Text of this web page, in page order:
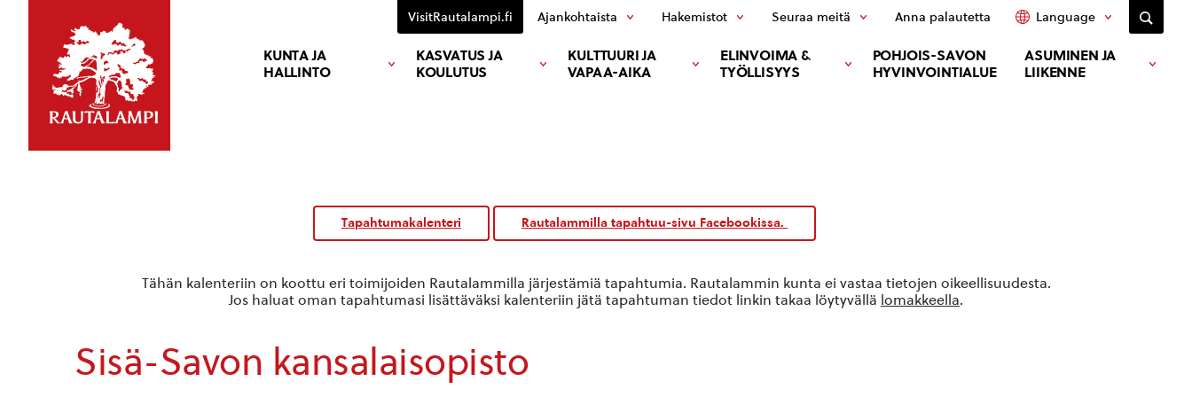
KUNTA JA
HALLINTO
KASVATUS JA
KOULUTUS
KULTTUURI JA
VAPAA-AIKA
ELINVOIMA &
TYÖLLISYYS
POHJOIS-SAVON
HYVINVOINTIALUE
ASUMINEN JA
LIIKENNE
VisitRautalampi.fi Ajankohtaista Hakemistot Seuraa meitä Anna palautetta Language
Tapahtumakalenteri Rautalammilla tapahtuu-sivu Facebookissa.
Sisä-Savon kansalaisopisto
Tähän kalenteriin on koottu eri toimijoiden Rautalammilla järjestämiä tapahtumia. Rautalammin kunta ei vastaa tietojen oikeellisuudesta.
Jos haluat oman tapahtumasi lisättäväksi kalenteriin jätä tapahtuman tiedot linkin takaa löytyvällä lomakkeella.